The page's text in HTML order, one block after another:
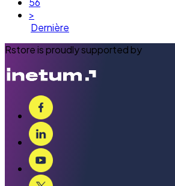
>
Dernière
Rstore is proudly supported by